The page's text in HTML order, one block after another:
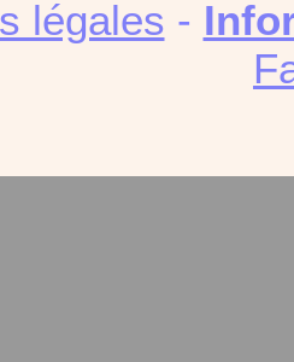
légales -